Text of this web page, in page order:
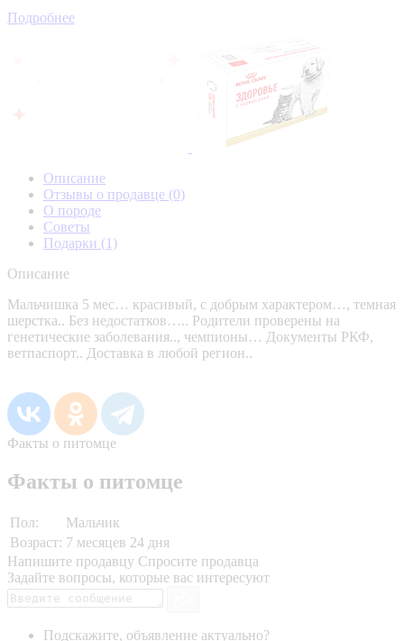
Подробнее
Описание
Отзывы о продавце (0)
О породе
Советы
Подарки (1)
Описание
Мальчишка 5 мес… красивый, с добрым характером…, темная
шерстка.. Без недостатков….. Родители проверены на
генетические заболевания.., чемпионы… Документы РКФ,
ветпаспорт.. Доставка в любой регион..
Факты о питомце
Факты о питомце
Пол:
Мальчик
Возраст: 7 месяцев 24 дня
Напишите продавцу Спросите продавца
Задайте вопросы, которые вас интересуют
Подскажите, объявление актуально?